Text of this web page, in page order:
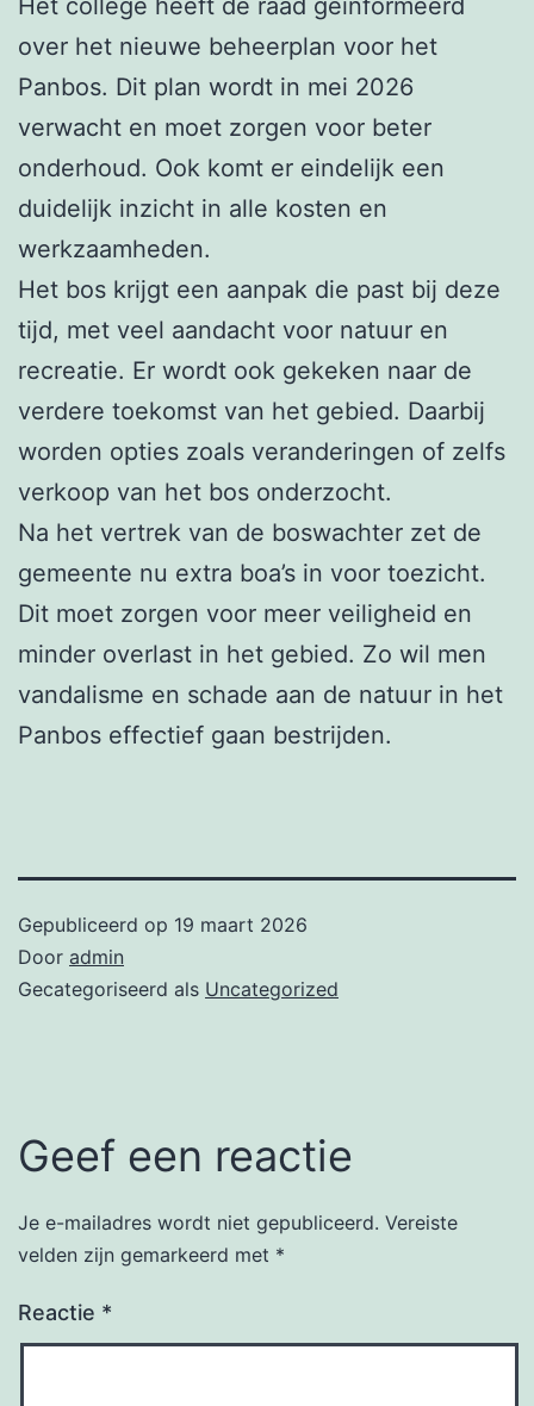
over het nieuwe beheerplan voor het
Panbos. Dit plan wordt in mei 2026
verwacht en moet zorgen voor beter
onderhoud. Ook komt er eindelijk een
duidelijk inzicht in alle kosten en
werkzaamheden.
Het bos krijgt een aanpak die past bij deze
tijd, met veel aandacht voor natuur en
recreatie. Er wordt ook gekeken naar de
verdere toekomst van het gebied. Daarbij
worden opties zoals veranderingen of zelfs
verkoop van het bos onderzocht.
Na het vertrek van de boswachter zet de
gemeente nu extra boa’s in voor toezicht.
Dit moet zorgen voor meer veiligheid en
minder overlast in het gebied. Zo wil men
vandalisme en schade aan de natuur in het
Panbos effectief gaan bestrijden.
Gepubliceerd op 19 maart 2026
Door admin
Gecategoriseerd als Uncategorized
Geef een reactie
Je e-mailadres wordt niet gepubliceerd. Vereiste
velden zijn gemarkeerd met *
Reactie *